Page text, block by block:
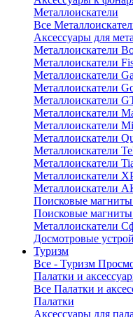
Металлоискатели
Все
Аксессуары для
Металлоискатели
Металлоискатели
Металлоискатели
Металлоискатели
Металлоискатели
Металлоискатели
Металлоискатели
Металлоискатели
Металлоискатели
Металлоискатели
Металлоискатели
Металлоискатели
Поисковые
Поисковые
Металлоискатели
Досмотровые
Туризм
Все - Туризм
Палатки и
Все Палатки и
Палатки
Аксессуары для